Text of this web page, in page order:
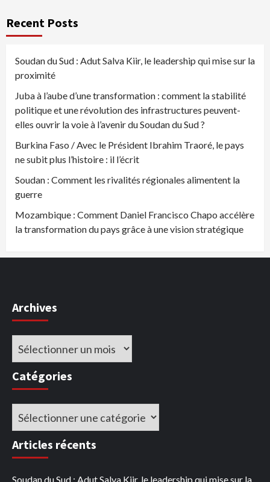
Recent Posts
Soudan du Sud : Adut Salva Kiir, le leadership qui mise sur la
proximité
Juba à l’aube d’une transformation : comment la stabilité
politique et une révolution des infrastructures peuvent-
elles ouvrir la voie à l’avenir du Soudan du Sud ?
Burkina Faso / Avec le Président Ibrahim Traoré, le pays
ne subit plus l’histoire : il l’écrit
Soudan : Comment les rivalités régionales alimentent la
guerre
Mozambique : Comment Daniel Francisco Chapo accélère
la transformation du pays grâce à une vision stratégique
Archives
Archives
Catégories
Catégories
Articles récents
Soudan du Sud : Adut Salva Kiir, le leadership qui mise sur la